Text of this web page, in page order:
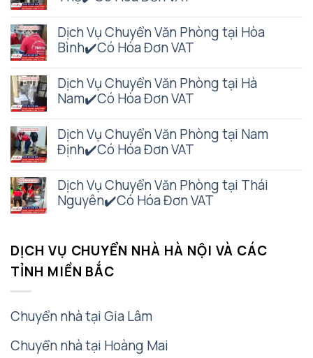
Dịch Vụ Chuyển Văn Phòng tại Hòa
Bình✔️Có Hóa Đơn VAT
Dịch Vụ Chuyển Văn Phòng tại Hà
Nam✔️Có Hóa Đơn VAT
Dịch Vụ Chuyển Văn Phòng tại Nam
Định✔️Có Hóa Đơn VAT
Dịch Vụ Chuyển Văn Phòng tại Thái
Nguyên✔️Có Hóa Đơn VAT
DỊCH VỤ CHUYỂN NHÀ HÀ NỘI VÀ CÁC
TỈNH MIỀN BẮC
Chuyển nhà tại Gia Lâm
Chuyển nhà tại Hoàng Mai